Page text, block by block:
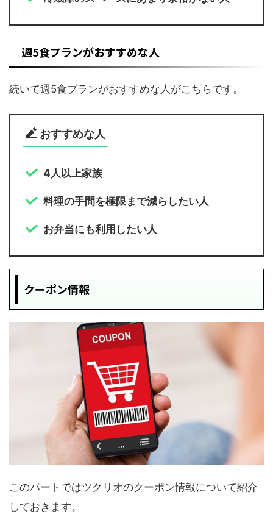
週5食プランがおすすめな人
続いて週5食プランがおすすめな人がこちらです。
おすすめな人
4人以上家族
料理の手間を極限まで減らしたい人
お弁当にも利用したい人
クーポン情報
このパートではツクリオのクーポン情報について紹介
しておきます。